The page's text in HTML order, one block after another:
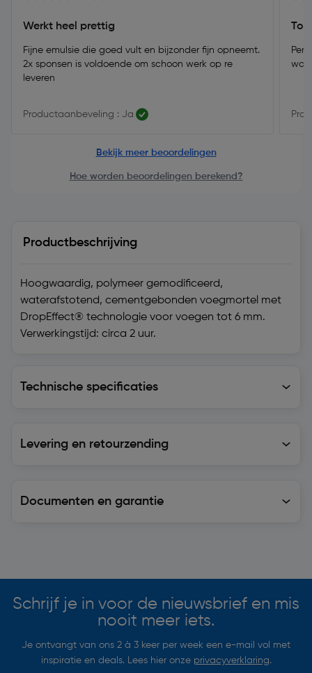
Werkt heel prettig
Fijne emulsie die goed vult en bijzonder fijn opneemt.
2x sponsen is voldoende om schoon werk op re
leveren
Productaanbeveling : Ja
Bekijk meer beoordelingen
Hoe worden beoordelingen berekend?
Productbeschrijving
Hoogwaardig, polymeer gemodificeerd,
waterafstotend, cementgebonden voegmortel met
DropEffect® technologie voor voegen tot 6 mm.
Verwerkingstijd: circa 2 uur.
Technische specificaties
Levering en retourzending
Documenten en garantie
Schrijf je in voor de nieuwsbrief en mis
nooit meer iets.
Je ontvangt van ons 2 à 3 keer per week een e-mail vol met
inspiratie en deals. Lees hier onze privacyverklaring.